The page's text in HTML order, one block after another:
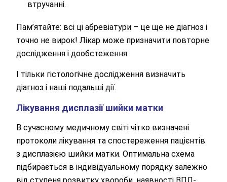
втручанні.
Пам’ятайте: всі ці абревіатури – це ще не діагноз і
точно не вирок! Лікар може призначити повторне
дослідження і дообстеження.
І тільки гістологічне дослідження визначить
діагноз і наші подальші дії.
Лікування дисплазії шийки матки
В сучасному медичному світі чітко визначені
протоколи лікування та спостереження пацієнтів
з дисплазією шийки матки. Оптимальна схема
підбирається в індивідуальному порядку залежно
Надіслати
данних.
Оператор зателефонує Вам найближчим